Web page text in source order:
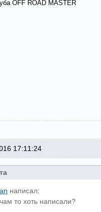
OFF ROAD MASTER
17:11:24
написал:
то хоть написали?